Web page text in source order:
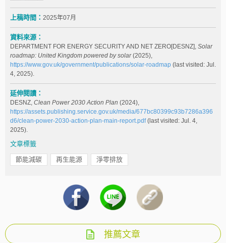
上稿時間： 2025年07月
資料來源：
DEPARTMENT FOR ENERGY SECURITY AND NET ZERO[DESNZ], Solar
roadmap: United Kingdom powered by solar(2025),
https://www.gov.uk/government/publications/solar-roadmap (last visited: Jul.
4, 2025).
延伸閱讀：
DESNZ, Clean Power 2030 Action Plan (2024),
https://assets.publishing.service.gov.uk/media/677bc80399c93b7286a396
d6/clean-power-2030-action-plan-main-report.pdf(last visited: Jul. 4,
2025).
文章標籤
節能減碳 再生能源 淨零排放
推薦文章